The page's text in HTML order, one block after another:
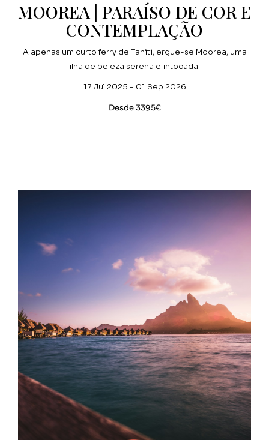
MOOREA | PARAÍSO DE COR E
CONTEMPLAÇÃO
A apenas um curto ferry de Tahiti, ergue-se Moorea, uma
ilha de beleza serena e intocada.
17 Jul 2025 - 01 Sep 2026
Desde 3395€